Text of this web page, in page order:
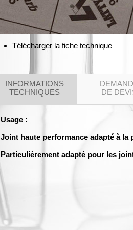
Télécharger la fiche technique
INFORMATIONS
TECHNIQUES
DE
Usage :
Joint haute performance adapté à
Particulièrement adapté pour les